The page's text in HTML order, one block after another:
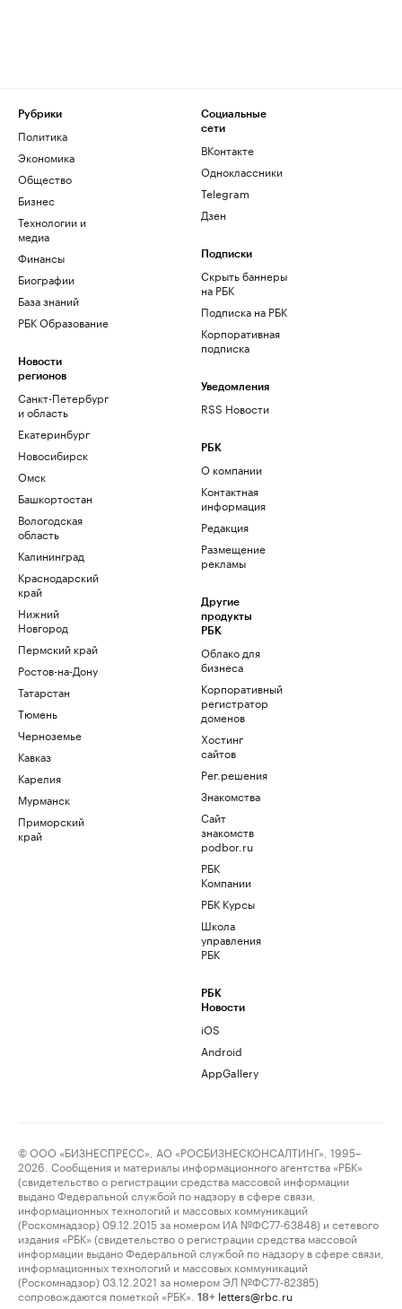
Рубрики
Политика
Экономика
Общество
Бизнес
Технологии и
медиа
Финансы
Биографии
База знаний
РБК Образование
Новости
регионов
Санкт-Петербург
и область
Екатеринбург
Новосибирск
Омск
Башкортостан
Вологодская
область
Калининград
Краснодарский
край
Нижний
Новгород
Пермский край
Ростов-на-Дону
Татарстан
Тюмень
Черноземье
Кавказ
Карелия
Мурманск
Приморский
край
Социальные
сети
ВКонтакте
Одноклассники
Telegram
Дзен
Подписки
Скрыть баннеры
на РБК
Подписка на РБК
Корпоративная
подписка
Уведомления
RSS Новости
РБК
О компании
Контактная
информация
Редакция
Размещение
рекламы
Другие
продукты
РБК
Облако для
бизнеса
Корпоративный
регистратор
доменов
Хостинг
сайтов
Рег.решения
Знакомства
Сайт
знакомств
podbor.ru
РБК
Компании
РБК Курсы
Школа
управления
РБК
РБК
Новости
iOS
Android
AppGallery
© ООО «БИЗНЕСПРЕСС», АО «РОСБИЗНЕСКОНСАЛТИНГ», 1995–
2026. Сообщения и материалы информационного агентства «РБК»
(свидетельство о регистрации средства массовой информации
выдано Федеральной службой по надзору в сфере связи,
информационных технологий и массовых коммуникаций
(Роскомнадзор) 09.12.2015 за номером ИА №ФС77-63848) и сетевого
издания «РБК» (свидетельство о регистрации средства массовой
информации выдано Федеральной службой по надзору в сфере связи,
информационных технологий и массовых коммуникаций
(Роскомнадзор) 03.12.2021 за номером ЭЛ №ФС77-82385)
сопровождаются пометкой «РБК».
18+ letters@rbc.ru